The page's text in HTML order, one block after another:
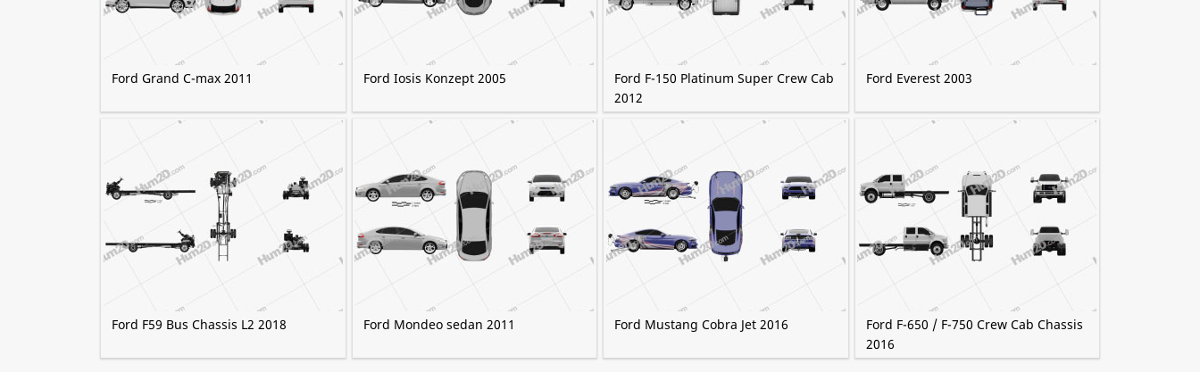
Ford Grand C-max 2011 Ford Iosis Konzept 2005
Ford F-150 Platinum Super Crew Cab
2012
Ford Everest 2003
Ford F59 Bus Chassis L2 2018 Ford Mondeo sedan 2011 Ford Mustang Cobra Jet 2016
Ford F-650 / F-750 Crew Cab Chassis
2016